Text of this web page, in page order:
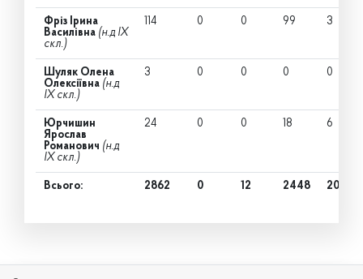
Фріз Ірина
Василівна (н.д IX
скл.)
114 0 0 99 3
Шуляк Олена
Олексіївна (н.д
IX скл.)
3 0 0 0 0
Юрчишин
Ярослав
Романович (н.д
IX скл.)
24 0 0 18 6
Всього: 2862 0 12 2448 201